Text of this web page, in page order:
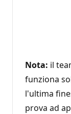
Nota: il
funziona
l'ultima
prova ad